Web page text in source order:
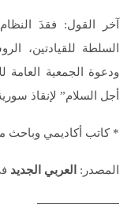
آخر القول: فقدَ
السلطة للقيادتين،
ودعوة الجمعية العامة
أجل السلام” لإنقاذ
* كاتب أكاديمي وباحث
المصدر: العربي الجديد في 8